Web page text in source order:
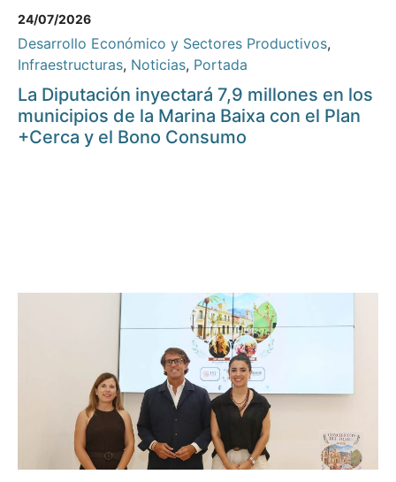
24/07/2026
Desarrollo Económico y Sectores Productivos,
Infraestructuras, Noticias, Portada
La Diputación inyectará 7,9 millones en los
municipios de la Marina Baixa con el Plan
+Cerca y el Bono Consumo